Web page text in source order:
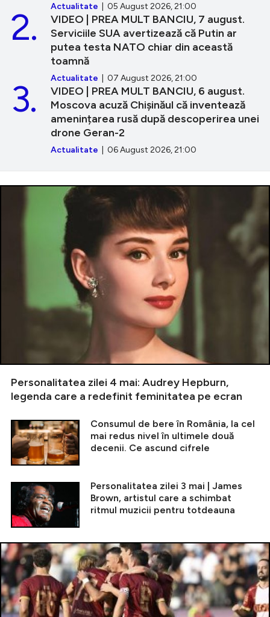
Actualitate | 05 August 2026, 21:00
VIDEO | PREA MULT BANCIU, 7 august.
Serviciile SUA avertizează că Putin ar
putea testa NATO chiar din această
toamnă
Actualitate | 07 August 2026, 21:00
2.
VIDEO | PREA MULT BANCIU, 6 august.
Moscova acuză Chișinăul că inventează
amenințarea rusă după descoperirea unei
drone Geran-2
Actualitate | 06 August 2026, 21:00
3.
Personalitatea zilei 4 mai: Audrey Hepburn,
legenda care a redefinit feminitatea pe ecran
Consumul de bere în România, la cel
mai redus nivel în ultimele două
decenii. Ce ascund cifrele
Personalitatea zilei 3 mai | James
Brown, artistul care a schimbat
ritmul muzicii pentru totdeauna